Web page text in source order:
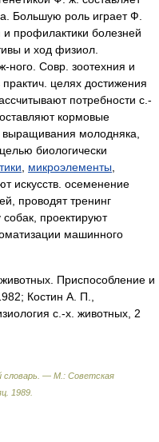
Большую роль играет Ф.
профилактики болезней
и ход физиол.
ного. Совр. зоотехния и
целях достижения
потребности с.-
кормовые
молодняка,
биологически
микроэлементы
искусств. осеменение
проводят тренинг
проектируют
машинного
Приспособление и
Костин А. П.,
с.-х. животных, 2
словарь. — М.: Советская
1989